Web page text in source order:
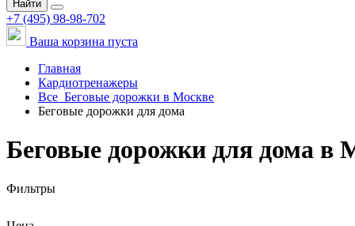
Найти
+7 (495) 98-98-702
Ваша корзина пуста
Главная
Кардиотренажеры
Все Беговые дорожки в Москве
Беговые дорожки для дома
Беговые дорожки для дома в
Фильтры